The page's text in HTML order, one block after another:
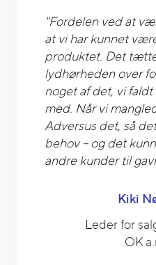
"Fordelen ved at
at vi har kunnet
produktet. Det
lydhørheden over
noget af det, vi
med. Når vi
Adversus det, så
behov – og det
andre kunder til
Kiki
Leder for
OK